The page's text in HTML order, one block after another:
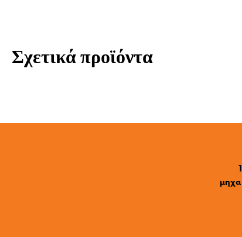
Σχετικά προϊόντα